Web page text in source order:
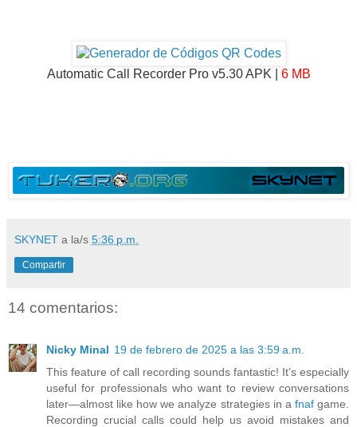
Automatic Call Recorder Pro v5.30 APK | 6 MB
SKYNET a la/s 5:36 p.m.
Compartir
14 comentarios:
Nicky Minal 19 de febrero de 2025 a las 3:59 a.m.
This feature of call recording sounds fantastic! It’s especially
useful for professionals who want to review conversations
later—almost like how we analyze strategies in a fnafgame.
Recording crucial calls could help us avoid mistakes and